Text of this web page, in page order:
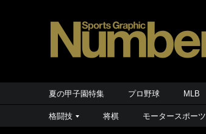
夏の甲子園特集 プロ野球 MLB
格闘技 将棋 モータースポーツ